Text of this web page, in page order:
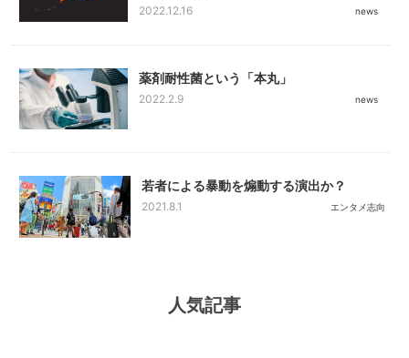
2022.12.16 news
薬剤耐性菌という「本丸」
2022.2.9 news
若者による暴動を煽動する演出か？
2021.8.1 エンタメ志向
人気記事